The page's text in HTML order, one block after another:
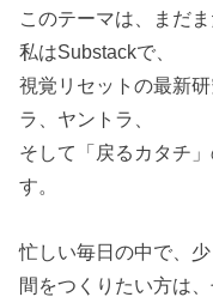
このテーマは、まだ
私はSubstackで、
視覚リセットの最新
ラ、ヤントラ、
そして「戻るカタチ
す。
忙しい毎日の中で、
間をつくりたい方は